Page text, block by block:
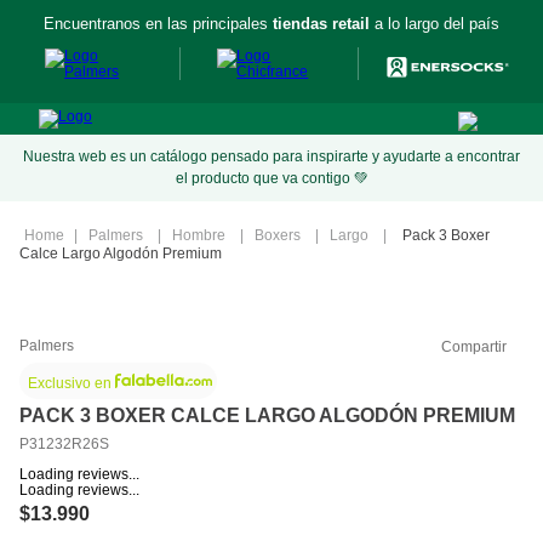
Encuentranos en las principales tiendas retail a lo largo del país
Nuestra web es un catálogo pensado para inspirarte y ayudarte a encontrar
el producto que va contigo 💚
Palmers Hombre Boxers Largo
Pack 3 Boxer
Calce Largo Algodón Premium
Palmers Compartir
Exclusivo en
PACK 3 BOXER CALCE LARGO ALGODÓN PREMIUM
P31232R26S
Loading reviews...
Loading reviews...
$13.990